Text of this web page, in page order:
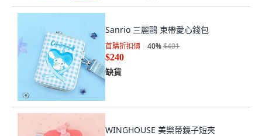
Sanrio 三麗鷗 束帶愛心錢包
首購折扣價 40%$401
$240
缺貨
WINGHOUSE 美樂蒂鏡子短夾